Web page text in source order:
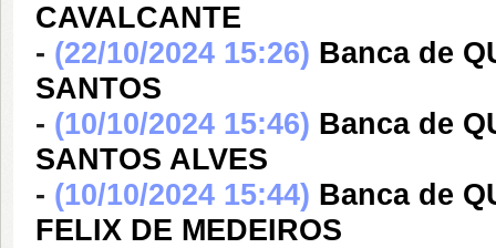
CAVALCANTE
- (22/10/2024 15:26) Banca de
SANTOS
- (10/10/2024 15:46) Banca de
SANTOS ALVES
- (10/10/2024 15:44) Banca de
FELIX DE MEDEIROS